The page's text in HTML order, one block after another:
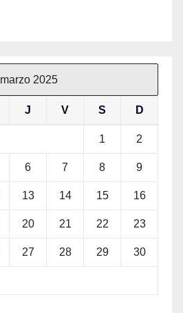
marzo 2025
J V S D
1 2
6 7 8 9
13 14 15 16
20 21 22 23
27 28 29 30